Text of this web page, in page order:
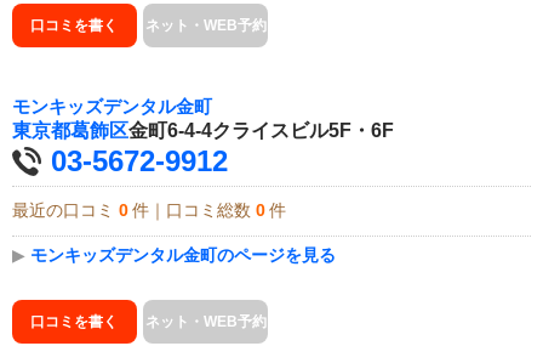
口コミを書く ネット・WEB予約
モンキッズデンタル金町
東京都葛飾区金町6-4-4クライスビル5F・6F
03-5672-9912
最近の口コミ 0 件｜口コミ総数 0 件
▶ モンキッズデンタル金町のページを見る
口コミを書く ネット・WEB予約